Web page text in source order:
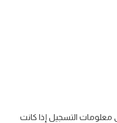
معلومات التسجيل إذا كانت